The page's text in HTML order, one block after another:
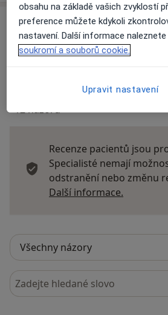
Názory
Přidejte svůj
12 názorů
Recenze pacientů jsou
Specialisté nemají
odstranění nebo změnu
Další informace.
Hledejte v názorech
obsahu na základě vašich zvyklostí
preference můžete kdykoli
nastavení. Další informace naleznete
soukromí a souborů cookie.
Upravit nastavení